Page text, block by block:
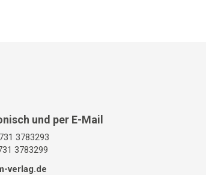
und per E-Mail
3783293
3783299
verlag.de